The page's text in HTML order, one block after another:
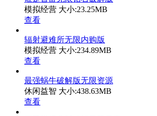
模拟经营 大小:23.25MB
查看
辐射避难所无限内购版
模拟经营 大小:234.89MB
查看
最强蜗牛破解版无限资源
休闲益智 大小:438.63MB
查看